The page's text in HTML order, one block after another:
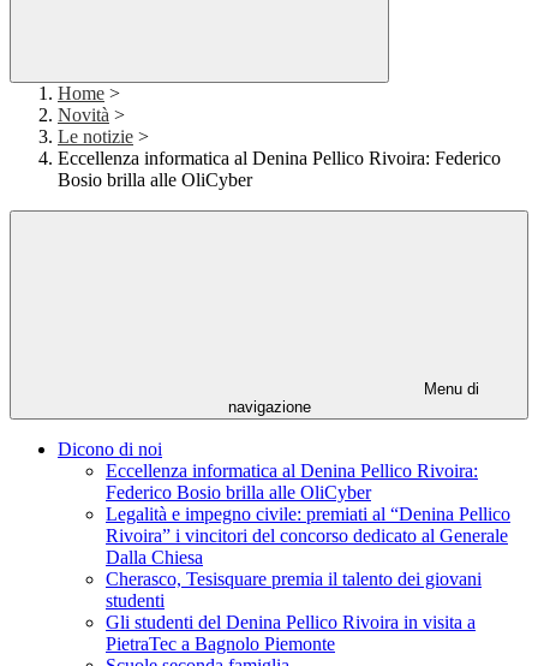
Home >
Novità >
Le notizie >
Eccellenza informatica al Denina Pellico Rivoira: Federico
Bosio brilla alle OliCyber
Menu di
navigazione
Dicono di noi
Eccellenza informatica al Denina Pellico Rivoira:
Federico Bosio brilla alle OliCyber
Legalità e impegno civile: premiati al “Denina Pellico
Rivoira” i vincitori del concorso dedicato al Generale
Dalla Chiesa
Cherasco, Tesisquare premia il talento dei giovani
studenti
Gli studenti del Denina Pellico Rivoira in visita a
PietraTec a Bagnolo Piemonte